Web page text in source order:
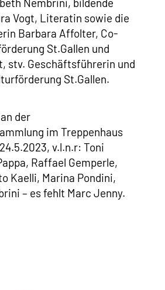
Vogt, Literatin sowie die
Barbara Affolter, Co-
St.Gallen und
stv. Geschäftsführerin und
St.Gallen.
der
im Treppenhaus
v.l.n.r: Toni
Raffael Gemperle,
Kaelli, Marina Pondini,
– es fehlt Marc Jenny.